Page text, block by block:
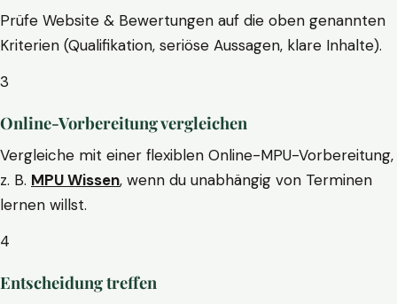
Prüfe Website & Bewertungen auf die oben genannten
Kriterien (Qualifikation, seriöse Aussagen, klare Inhalte).
3
Online-Vorbereitung vergleichen
Vergleiche mit einer flexiblen Online-MPU-Vorbereitung,
z. B. MPU Wissen, wenn du unabhängig von Terminen
lernen willst.
4
Entscheidung treffen